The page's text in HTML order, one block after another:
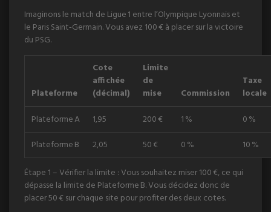
Imaginons le match de Ligue 1 entre l’Olympique Lyonnais et
le Paris Saint‑Germain. Vous avez 100 € à placer sur la victoire
du PSG.
Plateforme
Cote
affichée
(décimal)
Limite
de
mise
Commission
Taxe
locale
Plateforme A
1,95 200 € 1 %
0 %
Plateforme B
2,05 50 € 0 %
10 %
Étape 1 – Vérifier la limite : Vous souhaitez miser 100 €, ce qui
dépasse la limite de Plateforme B. Vous décidez donc de
placer 50 € sur chaque site pour profiter des deux cotes.